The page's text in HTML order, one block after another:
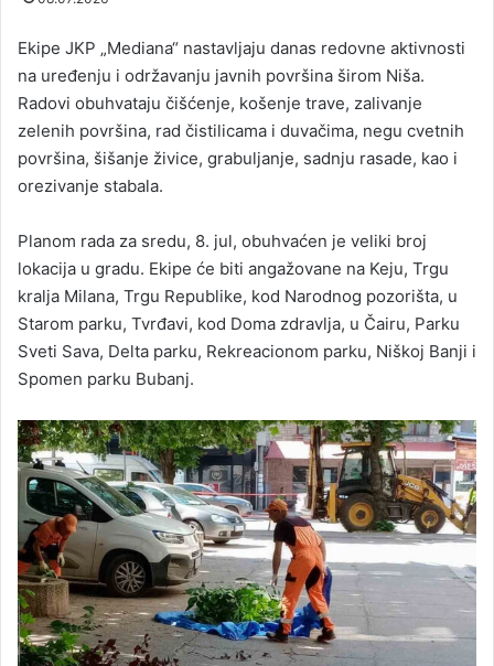
Ekipe JKP „Mediana“ nastavljaju danas redovne aktivnosti
na uređenju i održavanju javnih površina širom Niša.
Radovi obuhvataju čišćenje, košenje trave, zalivanje
zelenih površina, rad čistilicama i duvačima, negu cvetnih
površina, šišanje živice, grabuljanje, sadnju rasade, kao i
orezivanje stabala.
Planom rada za sredu, 8. jul, obuhvaćen je veliki broj
lokacija u gradu. Ekipe će biti angažovane na Keju, Trgu
kralja Milana, Trgu Republike, kod Narodnog pozorišta, u
Starom parku, Tvrđavi, kod Doma zdravlja, u Čairu, Parku
Sveti Sava, Delta parku, Rekreacionom parku, Niškoj Banji i
Spomen parku Bubanj.